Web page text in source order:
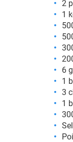
2
1
6
1
3
1